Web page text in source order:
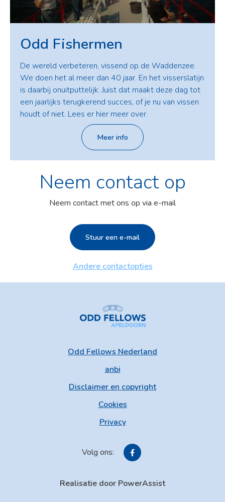
Odd Fishermen
De wereld verbeteren, vissend op de Waddenzee.
We doen het al meer dan 40 jaar. En het visserslatijn
is daarbij onuitputtelijk. Juist dat maakt deze dag tot
een jaarlijks terugkerend succes, of je nu van vissen
houdt of niet. Lees er hier meer over.
Meer info
Neem contact op
Neem contact met ons op via e-mail
Stuur een e-mail
Andere contactopties
Odd Fellows Nederland
anbi
Disclaimer en copyright
Cookies
Privacy
Volg ons:
Realisatie door PowerAssist